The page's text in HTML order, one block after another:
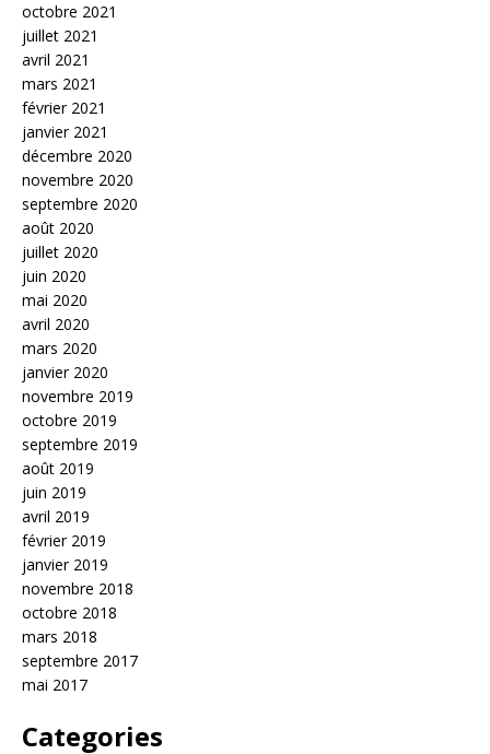
octobre 2021
juillet 2021
avril 2021
mars 2021
février 2021
janvier 2021
décembre 2020
novembre 2020
septembre 2020
août 2020
juillet 2020
juin 2020
mai 2020
avril 2020
mars 2020
janvier 2020
novembre 2019
octobre 2019
septembre 2019
août 2019
juin 2019
avril 2019
février 2019
janvier 2019
novembre 2018
octobre 2018
mars 2018
septembre 2017
mai 2017
Categories